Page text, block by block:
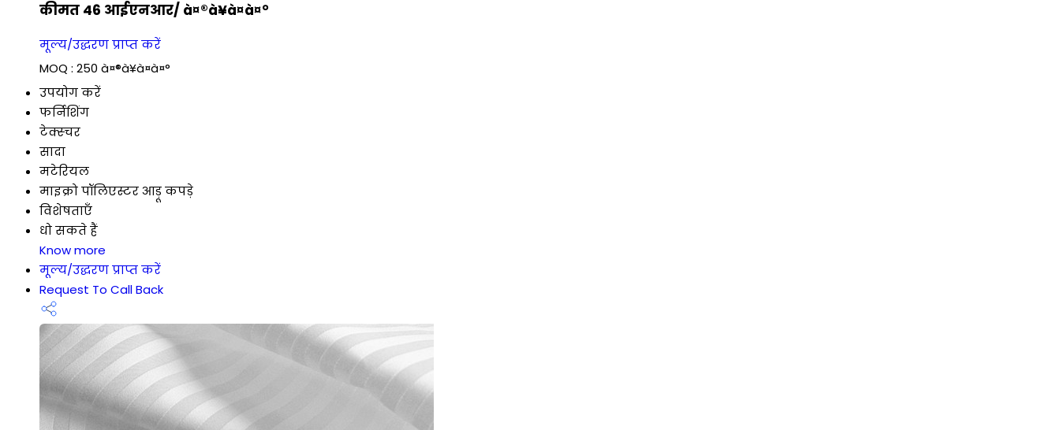
कीमत 46 आईएनआर/ à¤®à¥à¤à¤°
मूल्य/उद्धरण प्राप्त करें
MOQ : 250 à¤®à¥à¤à¤°
उपयोग करें
फर्निशिंग
टेक्स्चर
सादा
मटेरियल
माइक्रो पॉलिएस्टर आड़ू कपड़े
विशेषताएँ
धो सकते हैं
Know more
मूल्य/उद्धरण प्राप्त करें
Request To Call Back